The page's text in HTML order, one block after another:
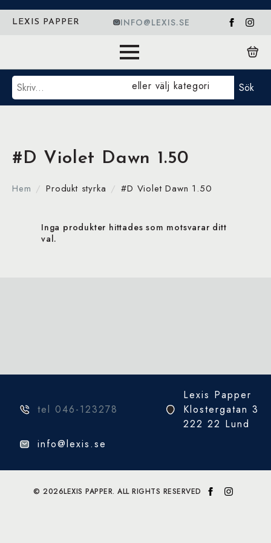
LEXIS PAPPER INFO@LEXIS.SE
Sök eller välj kategori Sök
#D Violet Dawn 1.50
Hem Produkt styrka #D Violet Dawn 1.50
Inga produkter hittades som motsvarar ditt
val.
tel 046-123278
Lexis Papper
Klostergatan 3
222 22 Lund
info@lexis.se
© 2026LEXIS PAPPER. ALL RIGHTS RESERVED